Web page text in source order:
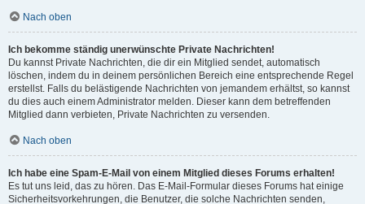
Nach oben
Ich bekomme ständig unerwünschte Private Nachrichten!
Du kannst Private Nachrichten, die dir ein Mitglied sendet, automatisch
löschen, indem du in deinem persönlichen Bereich eine entsprechende Regel
erstellst. Falls du belästigende Nachrichten von jemandem erhältst, so kannst
du dies auch einem Administrator melden. Dieser kann dem betreffenden
Mitglied dann verbieten, Private Nachrichten zu versenden.
Nach oben
Ich habe eine Spam-E-Mail von einem Mitglied dieses Forums erhalten!
Es tut uns leid, das zu hören. Das E-Mail-Formular dieses Forums hat einige
Sicherheitsvorkehrungen, die Benutzer, die solche Nachrichten senden,